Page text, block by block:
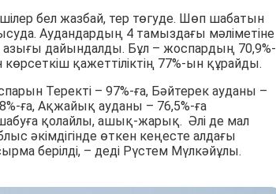
бел жазбай, тер төгуде. Шөп шабатын
Аудандардың 4 тамыздағы мәліметіне
дайындалды. Бұл – жоспардың 70,9%-
қажеттіліктің 77%-ын құрайды.
Теректі – 97%-ға, Бәйтерек ауданы –
ға, Ақжайық ауданы – 76,5%-ға
қолайлы, ашық-жарық. Әлі де мал
әкімдігінде өткен кеңесте алдағы
берілді, – деді Рүстем Мүлкәйұлы.